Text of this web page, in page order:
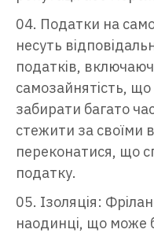
Податки на
несуть
податків,
самозайнятість,
забирати багато
стежити за своїми
переконатися, що
податку.
Ізоляція:
наодинці, що може